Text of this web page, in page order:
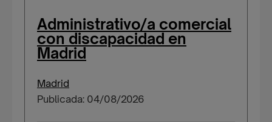
Administrativo/a comercial
con discapacidad en
Madrid
Madrid
Publicada: 04/08/2026